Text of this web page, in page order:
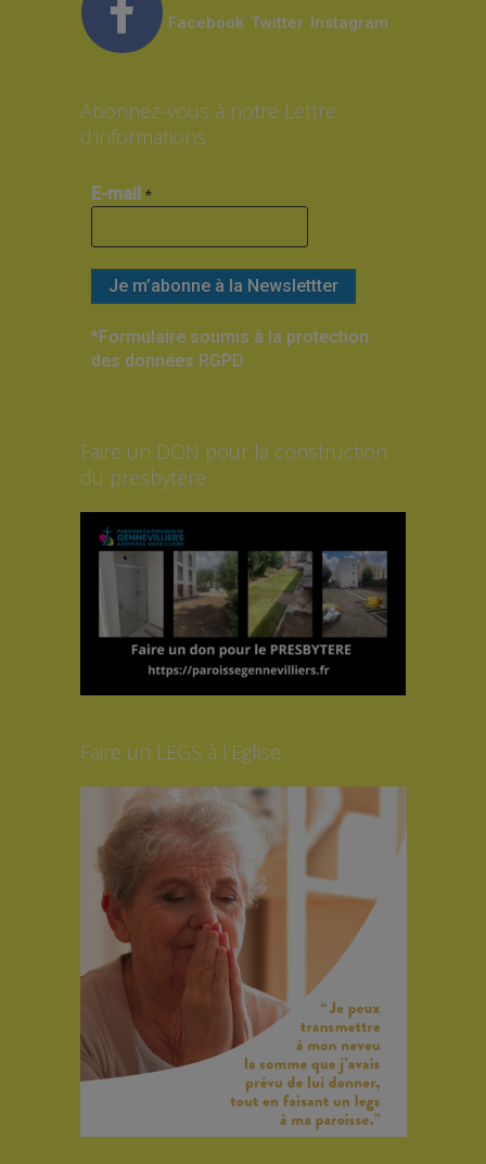
Facebook Twitter Instagram
Abonnez-vous à notre Lettre
d’informations
E-mail *
*Formulaire soumis à la protection
des données RGPD
Faire un DON pour la construction
du presbytère
Faire un LEGS à l’Eglise